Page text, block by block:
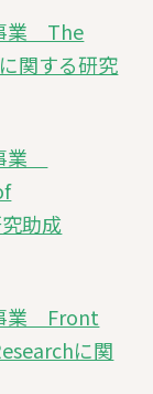
業 The
関する研究
業
助成
業 Front
に関